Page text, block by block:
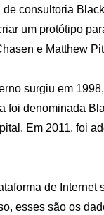
consultoria
um protótipo
e Matthew
surgiu em
foi denominada
Em 2011, foi
de
esses são os